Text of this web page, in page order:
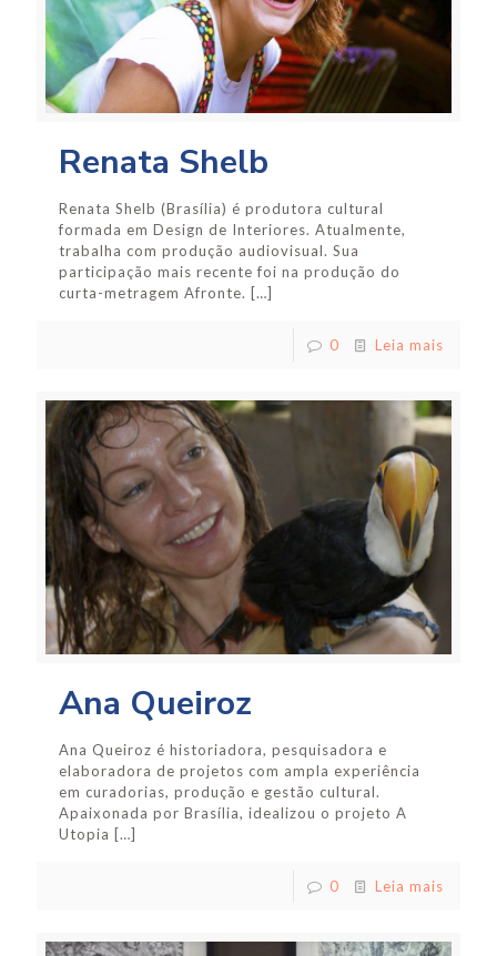
Renata Shelb
Renata Shelb (Brasília) é produtora cultural
formada em Design de Interiores. Atualmente,
trabalha com produção audiovisual. Sua
participação mais recente foi na produção do
curta-metragem Afronte. […]
0 Leia mais
Ana Queiroz
Ana Queiroz é historiadora, pesquisadora e
elaboradora de projetos com ampla experiência
em curadorias, produção e gestão cultural.
Apaixonada por Brasília, idealizou o projeto A
Utopia […]
0 Leia mais